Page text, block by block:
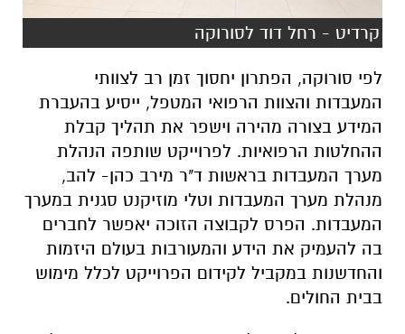
קרדיט - רחל דוד לסורוקה
לפי סורוקה, הפתרון יחסוך זמן רב לצוותי
המעבדות והצוות הרפואי המטפל, ייסיע בהעברת
המידע בצורה מהירה וישפר את תהליך קבלת
ההחלטות הרפואיות. לפרוייקט שותפה הנהלת
מערך המעבדות בראשות ד"ר מירב כהן- להב,
מנהלת מערך המעבדות וטלי מוזיקנט סגנית במערך
המעבדות. הפרס לקבוצה הזוכה יאפשר לחברים
בה להעמיק את הידע והמעורבות בעולם היזמות
והחדשנות במקביל לקידום הפרוייקט לכלל מימוש
בבית החולים.